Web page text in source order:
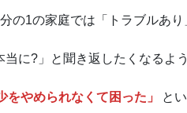
の1の家庭では「トラブルあり
当に?」と聞き返したくなるよ
をやめられなくて困った」
と